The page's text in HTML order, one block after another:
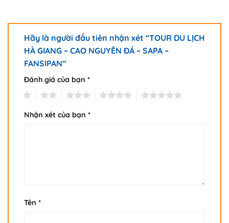
Hãy là người đầu tiên nhận xét “TOUR DU LỊCH
HÀ GIANG – CAO NGUYÊN ĐÁ – SAPA –
FANSIPAN”
Đánh giá của bạn *
Nhận xét của bạn *
Tên *